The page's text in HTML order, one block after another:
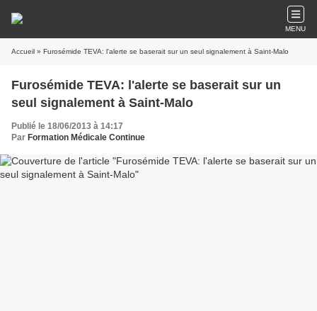
MENU
Accueil » Furosémide TEVA: l'alerte se baserait sur un seul signalement à Saint-Malo
Furosémide TEVA: l'alerte se baserait sur un
seul signalement à Saint-Malo
Publié le 18/06/2013 à 14:17
Par Formation Médicale Continue